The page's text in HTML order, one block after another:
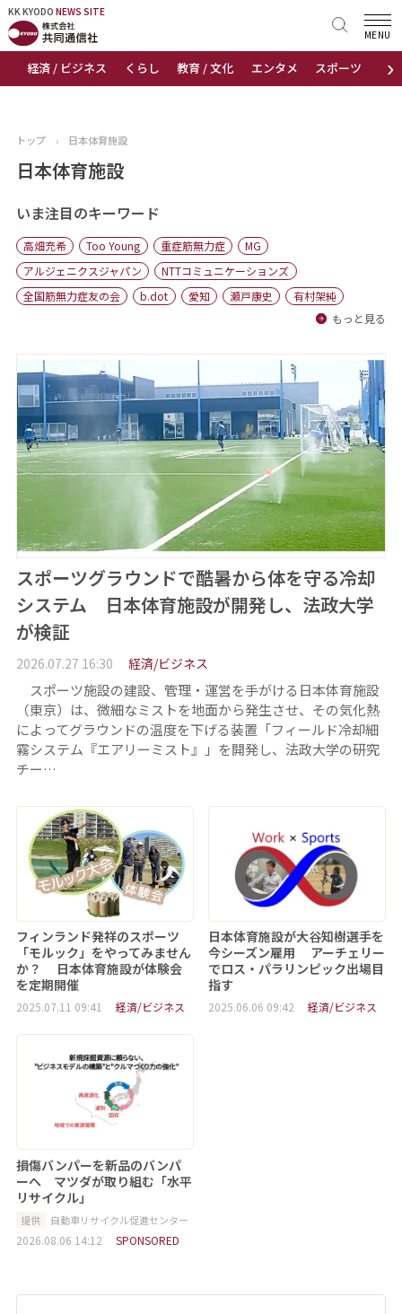
KK KYODO NEWS SITE
›
経済 / ビジネス くらし 教育 / 文化 エンタメ スポーツ 地域
MENU
KK KYODONEWS SITE
トップページ
ニュース
おすすめコンテンツ
出版物
会社概要
トップ › 日本体育施設
日本体育施設
いま注目のキーワード
高畑充希 Too Young 重症筋無力症
MG
アルジェニクスジャパン
NTTコミュニケーションズ
全国筋無力症友の会
b.dot 愛知 瀬戸康史
有村架純
もっと見る
スポーツグラウンドで酷暑から体を守る冷却
システム 日本体育施設が開発し、法政大学
が検証
2026.07.27 16:30 経済/ビジネス
スポーツ施設の建設、管理・運営を手がける日本体育施設
（東京）は、微細なミストを地面から発生させ、その気化熱
によってグラウンドの温度を下げる装置「フィールド冷却細
霧システム『エアリーミスト』」を開発し、法政大学の研究
チー…
フィンランド発祥のスポーツ
「モルック」をやってみません
か？ 日本体育施設が体験会
を定期開催
2025.07.11 09:41 経済/ビジネス
日本体育施設が大谷知樹選手を
今シーズン雇用 アーチェリー
でロス・パラリンピック出場目
指す
2025.06.06 09:42 経済/ビジネス
損傷バンパーを新品のバンパ
ーへ マツダが取り組む「水平
リサイクル」
提供 自動車リサイクル促進センター
2026.08.06 14:12 SPONSORED